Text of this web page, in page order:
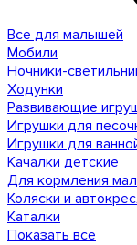
Все для малышей
Мобили
Ночники-
Ходунки
Развивающие
Игрушки для
Игрушки для
Качалки детские
Для кормления
Коляски и
Каталки
Показать все